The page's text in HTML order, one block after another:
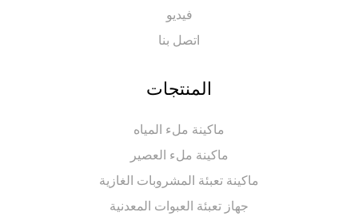
اتصل بنا
المنتجات
ماكينة ملء المياه
ماكينة ملء العصير
ماكينة تعبئة المشروبات الغازية
جهاز تعبئة العبوات المعدنية